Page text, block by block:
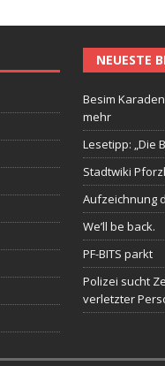
NEUESTE
Besim
mehr
Lesetipp: „Die
Stadtwiki
Aufzeichnung
We’ll be back.
PF-BITS parkt
Polizei sucht
verletzter